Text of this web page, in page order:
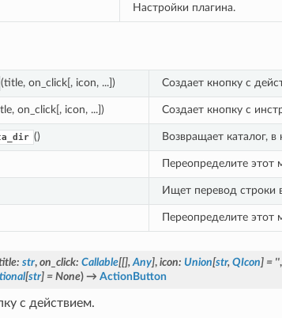
Настройки плагина.
(title, on_click[, icon, ...]) Создает кнопку с
on_click[, icon, ...]) Создает кнопку с
() Возвращает каталог,
Переопределите этот
Ищет перевод строки
Переопределите этот
: str, on_click: Callable[[], Any], icon: Union[str, QIcon] = '',
[str] = None) → ActionButton
с действием.